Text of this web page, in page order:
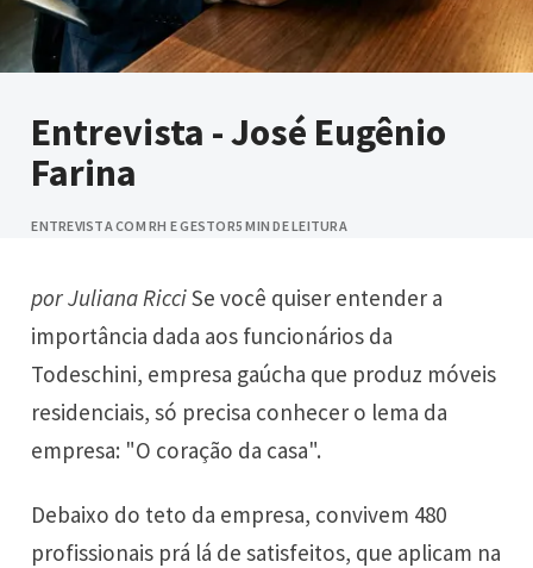
Entrevista - José Eugênio
Farina
ENTREVISTA COM RH E GESTOR5 MIN DE LEITURA
por Juliana RicciSe você quiser entender a
importância dada aos funcionários da
Todeschini, empresa gaúcha que produz móveis
residenciais, só precisa conhecer o lema da
empresa: "O coração da casa".
Debaixo do teto da empresa, convivem 480
profissionais prá lá de satisfeitos, que aplicam na